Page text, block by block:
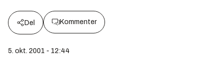
Del Kommenter
5. okt. 2001 - 12:44